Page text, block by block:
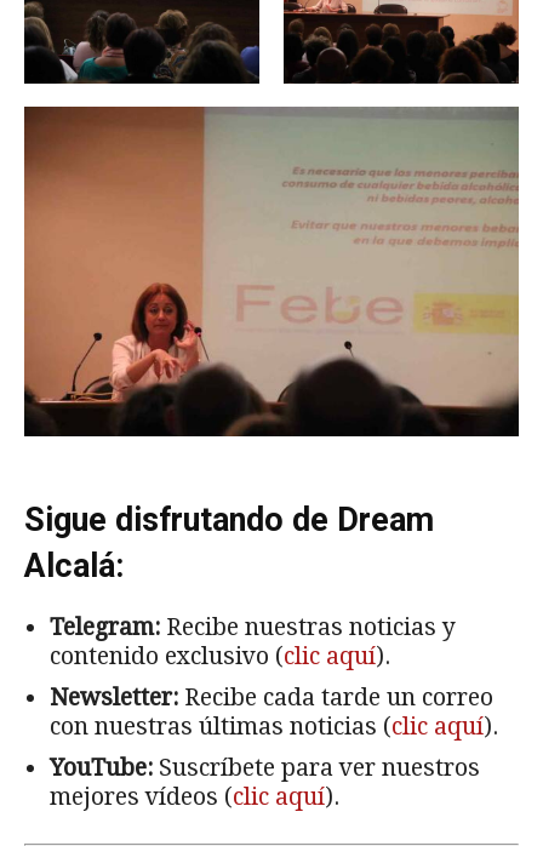
Sigue disfrutando de Dream
Alcalá:
Telegram: Recibe nuestras noticias y
contenido exclusivo (clic aquí).
Newsletter: Recibe cada tarde un correo
con nuestras últimas noticias (clic aquí).
YouTube: Suscríbete para ver nuestros
mejores vídeos (clic aquí).